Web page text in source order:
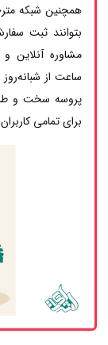
همچنین شبکه
بتوانند ثبت
مشاوره آنلاین
ساعت از
پروسه سخت و
برای تمامی